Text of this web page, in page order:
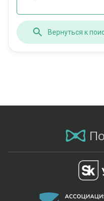
Вернуться к